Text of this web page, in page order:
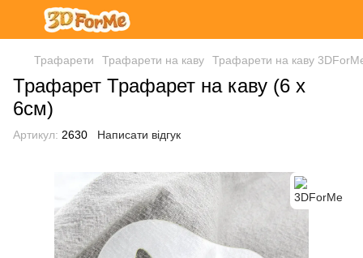
Трафарети Трафарети на каву Трафарети на каву
Трафарет Трафарет на каву (6 х
6см)
Артикул: 2630 Написати відгук